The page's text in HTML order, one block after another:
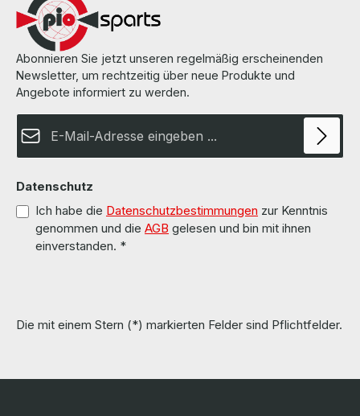
Abonnieren Sie jetzt unseren regelmäßig erscheinenden
Newsletter, um rechtzeitig über neue Produkte und
Angebote informiert zu werden.
Datenschutz
Ich habe die Datenschutzbestimmungen zur Kenntnis
genommen und die AGB gelesen und bin mit ihnen
einverstanden. *
Die mit einem Stern (*) markierten Felder sind Pflichtfelder.